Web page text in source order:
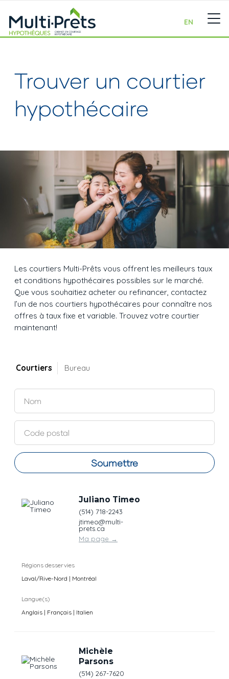
EN
Trouver un courtier
hypothécaire
Les courtiers Multi-Prêts vous offrent les meilleurs taux
et conditions hypothécaires possibles sur le marché.
Que vous souhaitiez acheter ou refinancer, contactez
l’un de nos courtiers hypothécaires pour connaître nos
offres à taux fixe et variable. Trouvez votre courtier
maintenant!
Courtiers Bureau
Soumettre
Juliano Timeo
(514) 718-2243
jtimeo@multi-
prets.ca
Ma page →
Régions desservies
Laval/Rive-Nord | Montréal
Langue(s)
Anglais | Français | Italien
Michèle
Parsons
(514) 267-7620